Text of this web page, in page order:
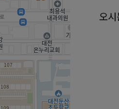
오시